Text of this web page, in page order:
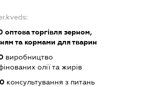
оптова торгівля зерном,
та кормами для тварин
виробництво
олії та жирів
консультування з питань